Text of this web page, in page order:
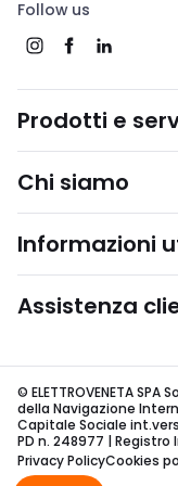
Follow us
Prodotti e
Chi siamo
Informazioni
Assistenza
© ELETTROVENETA
della Navigazione
Capitale Sociale int.vers.
PD n. 248977 | Registro
Privacy PolicyCookies